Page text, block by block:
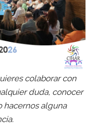
colaborar con
duda, conocer
hacernos alguna